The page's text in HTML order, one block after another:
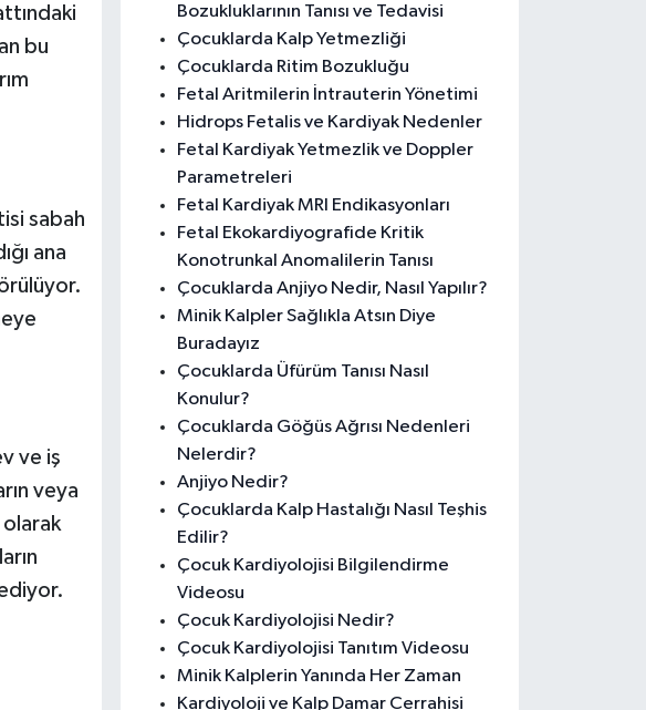
bu
sabah
ana
ve iş
veya
Bozukluklarının Tanısı ve Tedavisi
Çocuklarda Kalp Yetmezliği
Çocuklarda Ritim Bozukluğu
Fetal Aritmilerin İntrauterin Yönetimi
Hidrops Fetalis ve Kardiyak Nedenler
Fetal Kardiyak Yetmezlik ve Doppler
Parametreleri
Fetal Kardiyak MRI Endikasyonları
Fetal Ekokardiyografide Kritik
Konotrunkal Anomalilerin Tanısı
Çocuklarda Anjiyo Nedir, Nasıl Yapılır?
Minik Kalpler Sağlıkla Atsın Diye
Buradayız
Çocuklarda Üfürüm Tanısı Nasıl
Konulur?
Çocuklarda Göğüs Ağrısı Nedenleri
Nelerdir?
Anjiyo Nedir?
Çocuklarda Kalp Hastalığı Nasıl Teşhis
Edilir?
Çocuk Kardiyolojisi Bilgilendirme
Videosu
Çocuk Kardiyolojisi Nedir?
Çocuk Kardiyolojisi Tanıtım Videosu
Minik Kalplerin Yanında Her Zaman
Kardiyoloji ve Kalp Damar Cerrahisi